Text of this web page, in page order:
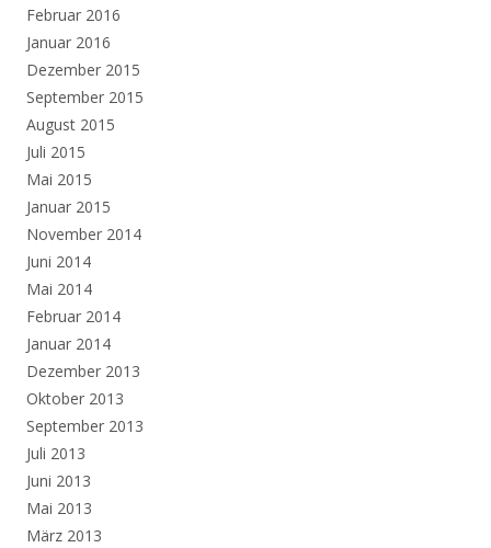
Februar 2016
Januar 2016
Dezember 2015
September 2015
August 2015
Juli 2015
Mai 2015
Januar 2015
November 2014
Juni 2014
Mai 2014
Februar 2014
Januar 2014
Dezember 2013
Oktober 2013
September 2013
Juli 2013
Juni 2013
Mai 2013
März 2013